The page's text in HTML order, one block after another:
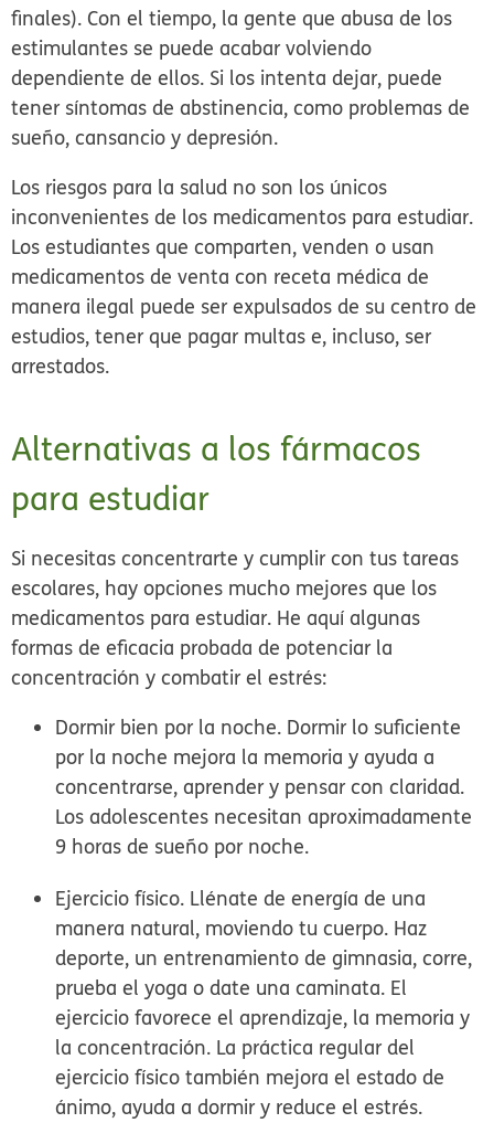
finales). Con el tiempo, la gente que abusa de los
estimulantes se puede acabar volviendo
dependiente de ellos. Si los intenta dejar, puede
tener síntomas de abstinencia, como problemas de
sueño, cansancio y depresión.
Los riesgos para la salud no son los únicos
inconvenientes de los medicamentos para estudiar.
Los estudiantes que comparten, venden o usan
medicamentos de venta con receta médica de
manera ilegal puede ser expulsados de su centro de
estudios, tener que pagar multas e, incluso, ser
arrestados.
Alternativas a los fármacos
para estudiar
Si necesitas concentrarte y cumplir con tus tareas
escolares, hay opciones mucho mejores que los
medicamentos para estudiar. He aquí algunas
formas de eficacia probada de potenciar la
concentración y combatir el estrés:
Dormir bien por la noche. Dormir lo suficiente
por la noche mejora la memoria y ayuda a
concentrarse, aprender y pensar con claridad.
Los adolescentes necesitan aproximadamente
9 horas de sueño por noche.
Ejercicio físico. Llénate de energía de una
manera natural, moviendo tu cuerpo. Haz
deporte, un entrenamiento de gimnasia, corre,
prueba el yoga o date una caminata. El
ejercicio favorece el aprendizaje, la memoria y
la concentración. La práctica regular del
ejercicio físico también mejora el estado de
ánimo, ayuda a dormir y reduce el estrés.